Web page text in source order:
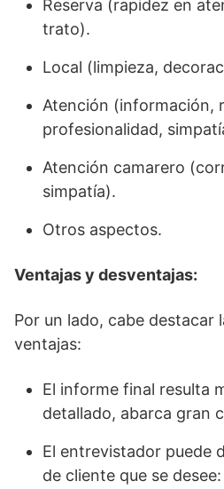
Reserva (rapidez en
trato).
Local (limpieza,
Atención (información,
profesionalidad,
Atención camarero
simpatía).
Otros aspectos.
Ventajas y desventajas:
Por un lado, cabe destacar
ventajas:
El informe final resulta
detallado, abarca gran
El entrevistador puede
de cliente que se